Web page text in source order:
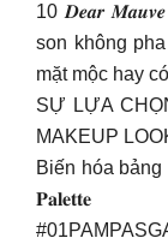
10 𝑫𝒆𝒂𝒓
son không
mặt mộc hay
SỰ LỰA
MAKEUP
Biến hóa bảng
𝐏𝐚𝐥𝐞𝐭𝐭𝐞